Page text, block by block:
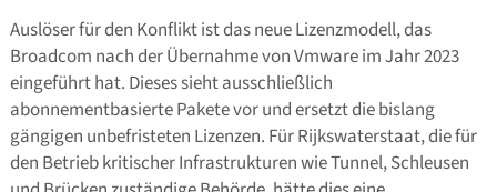
Auslöser für den Konflikt ist das neue Lizenzmodell, das
Broadcom nach der Übernahme von Vmware im Jahr 2023
eingeführt hat. Dieses sieht ausschließlich
abonnementbasierte Pakete vor und ersetzt die bislang
gängigen unbefristeten Lizenzen. Für Rijkswaterstaat, die für
den Betrieb kritischer Infrastrukturen wie Tunnel, Schleusen